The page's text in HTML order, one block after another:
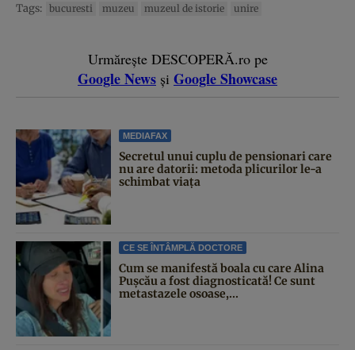
Tags: bucuresti muzeu muzeul de istorie unire
Urmărește DESCOPERĂ.ro pe
Google News și Google Showcase
MEDIAFAX
Secretul unui cuplu de pensionari care
nu are datorii: metoda plicurilor le-a
schimbat viața
CE SE ÎNTÂMPLĂ DOCTORE
Cum se manifestă boala cu care Alina
Pușcău a fost diagnosticată! Ce sunt
metastazele osoase,...